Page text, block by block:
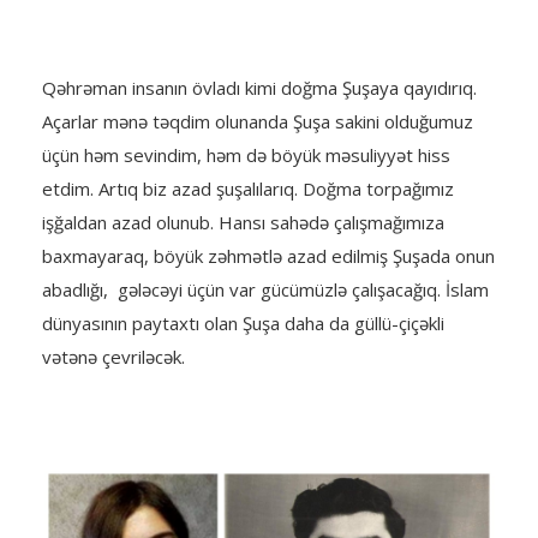
Qəhrəman insanın övladı kimi doğma Şuşaya qayıdırıq.
Açarlar mənə təqdim olunanda Şuşa sakini olduğumuz
üçün həm sevindim, həm də böyük məsuliyyət hiss
etdim. Artıq biz azad şuşalılarıq. Doğma torpağımız
işğaldan azad olunub. Hansı sahədə çalışmağımıza
baxmayaraq, böyük zəhmətlə azad edilmiş Şuşada onun
abadlığı, gələcəyi üçün var gücümüzlə çalışacağıq. İslam
dünyasının paytaxtı olan Şuşa daha da güllü-çiçəkli
vətənə çevriləcək.